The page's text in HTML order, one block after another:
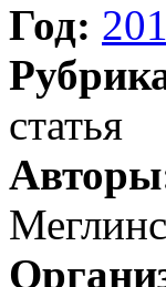
Год:
статья